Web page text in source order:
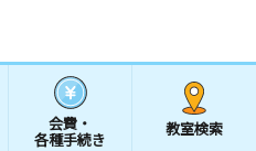
会費・
各種手続き
教室検索